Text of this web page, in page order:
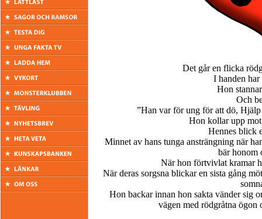
Det går en flicka
I handen
Hon
Och
”Han var för ung för att dö,
Hon kollar upp
Hennes blick
Minnet av hans tunga ansträngning när
bär honom
När hon förtvivlat kramar
När deras sorgsna blickar en sista gång
Hon backar innan hon sakta vänder sig
vägen med rödgråtna